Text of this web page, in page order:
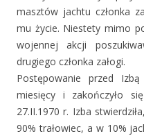
masztów jachtu członka
mu życie. Niestety mimo
wojennej akcji
drugiego członka załogi.
Postępowanie przed
miesięcy i zakończyło
27.II.1970 r. Izba
90% trałowiec, a w 10%